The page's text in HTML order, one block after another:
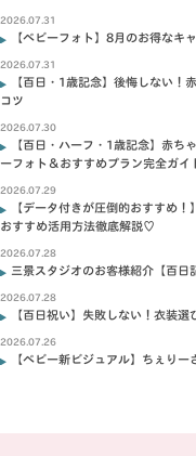
2026.07.31
【ベビーフォト】8月のお得なキ
2026.07.31
【百日・1歳記念】後悔しない！
コツ
2026.07.30
【百日・ハーフ・1歳記念】赤ち
ーフォト＆おすすめプラン完全ガイ
2026.07.29
【データ付きが圧倒的おすすめ
おすすめ活用方法徹底解説♡
2026.07.28
三景スタジオのお客様紹介【百
2026.07.28
【百日祝い】失敗しない！衣装
2026.07.26
【ベビー新ビジュアル】ちぇり